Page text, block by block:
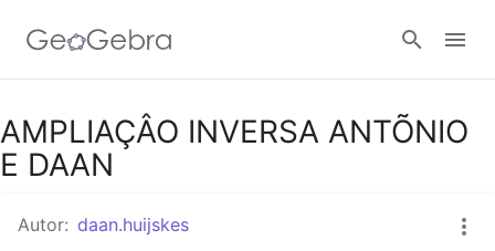
Google Classroom
AMPLIAÇÂO INVERSA ANTÕNIO
E DAAN
Autor: daan.huijskes